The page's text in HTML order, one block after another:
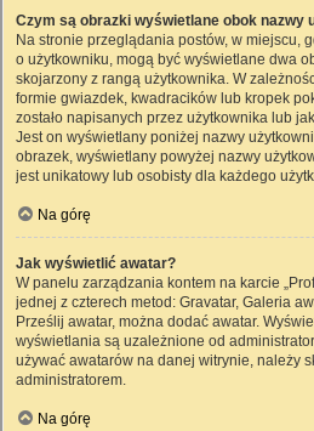
Czym są obrazki wyświetlane obok nazwy
Na stronie przeglądania postów, w miejscu,
o użytkowniku, mogą być wyświetlane dwa
skojarzony z rangą użytkownika. W
formie gwiazdek, kwadracików lub kropek
zostało napisanych przez użytkownika lub
Jest on wyświetlany poniżej nazwy
obrazek, wyświetlany powyżej nazwy
jest unikatowy lub osobisty dla każdego
Na górę
Jak wyświetlić awatar?
W panelu zarządzania kontem na karcie
jednej z czterech metod: Gravatar, Galeria
Prześlij awatar, można dodać awatar.
wyświetlania są uzależnione od
używać awatarów na danej witrynie, należy
administratorem.
Na górę